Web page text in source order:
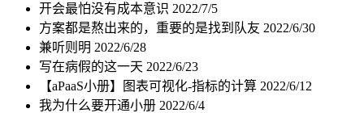
开会最怕没有成本意识 2022/7/5
方案都是熬出来的，重要的是找到队友 2022/6/30
兼听则明 2022/6/28
写在病假的这一天 2022/6/23
【aPaaS小册】图表可视化-指标的计算 2022/6/12
我为什么要开通小册 2022/6/4